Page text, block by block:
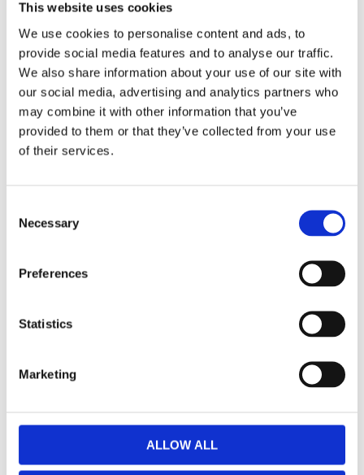
This website uses cookies
We use cookies to personalise content and ads, to
provide social media features and to analyse our traffic.
We also share information about your use of our site with
our social media, advertising and analytics partners who
may combine it with other information that you’ve
provided to them or that they’ve collected from your use
of their services.
Selection
Necessary
Preferences
Statistics
Marketing
ALLOW ALL
Råvaran i kapslarna är färsk vitlök av högsta kvalitet med
standardiserad, laboratoriekontrollerad halt av värdefulla
svavelföreningar.
Dela med dig
Omdömen